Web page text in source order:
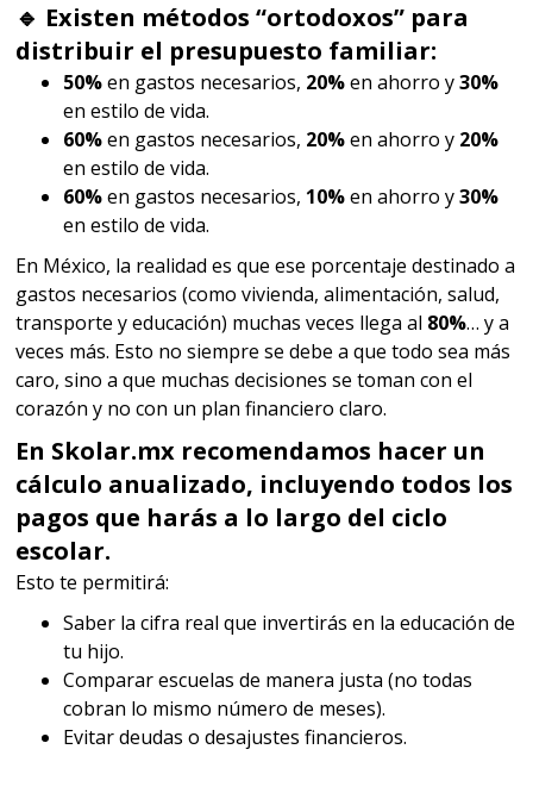
🔹 Existen métodos “ortodoxos” para
distribuir el presupuesto familiar:
50%en gastos necesarios, 20%en ahorro y30%
en estilo de vida.
60%en gastos necesarios, 20%en ahorro y 20%
en estilo de vida.
60%en gastos necesarios, 10%en ahorro y30%
en estilo de vida.
En México, la realidad es que ese porcentaje destinado a
gastos necesarios (como vivienda, alimentación, salud,
transporte y educación) muchas veces llega al 80%… y a
veces más. Esto no siempre se debe a que todo sea más
caro, sino a que muchas decisiones se toman con el
corazón y no con un plan financiero claro.
En Skolar.mx recomendamos hacer un
cálculo anualizado, incluyendo todos los
pagos que harás a lo largo del ciclo
escolar.
Esto te permitirá:
Saber la cifra real que invertirás en la educación de
tu hijo.
Comparar escuelas de manera justa (no todas
cobran lo mismo número de meses).
Evitar deudas o desajustes financieros.